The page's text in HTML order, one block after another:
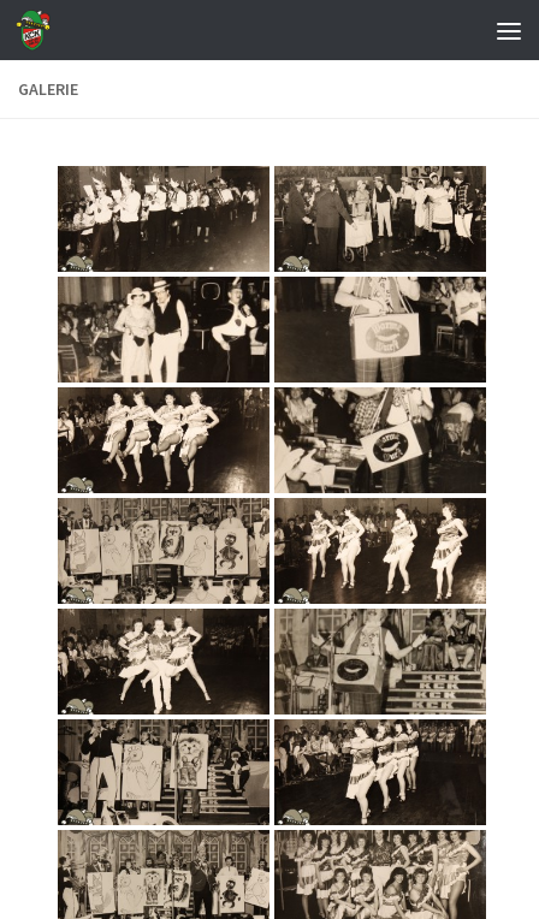
Zum Inhalt springen
GALERIE